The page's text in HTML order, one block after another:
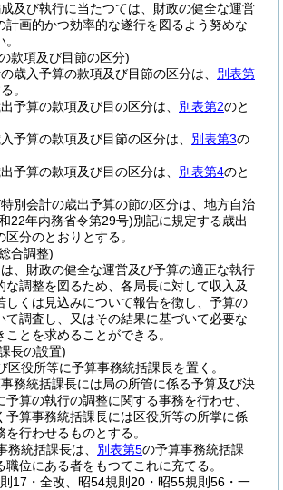
及び執行に当たつては、財政の健全な運営
計画的かつ効率的な遂行を図るよう努めな
款項及び目節の区分)
歳入予算の款項及び目節の区分は、 別表第
。
予算の款項及び目の区分は、 別表第2のと
予算の款項及び目節の区分は、 別表第3の
予算の款項及び目の区分は、 別表第4のと
別会計の歳出予算の節の区分は、地方自治
22年内務省令第29号)別記に規定する歳出
分のとおりとする。
合調整)
、財政の健全な運営及び予算の適正な執行
な調整を図るため、各局長に対して収入及
しくは見込みについて報告を徴し、予算の
て調査し、又はその結果に基づいて必要な
とを求めることができる。
長の設置)
区役所等に予算事務統括課長を置く。
務統括課長には局の所管に係る予算及び決
予算の執行の調整に関する事務を行わせ、
予算事務統括課長には区役所等の所掌に係
行わせるものとする。
務統括課長は、 別表第5の予算事務統括課
職位にある者をもつてこれに充てる。
17・全改、昭54規則20・昭55規則56・一